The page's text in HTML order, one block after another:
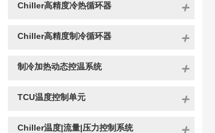
Chiller高精度冷热循环器
Chiller高精度制冷循环器
制冷加热动态控温系统
TCU温度控制单元
Chiller温度|流量|压力控制系统